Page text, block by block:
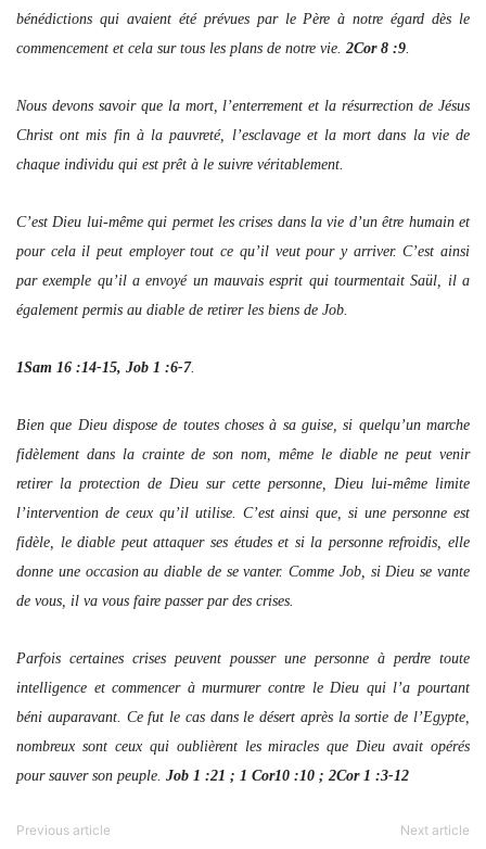
bénédictions qui avaient été prévues par le Père à notre égard dès le
commencement et cela sur tous les plans de notre vie. 2Cor 8 :9.
Nous devons savoir que la mort, l’enterrement et la résurrection de Jésus
Christ ont mis fin à la pauvreté, l’esclavage et la mort dans la vie de
chaque individu qui est prêt à le suivre véritablement.
C’est Dieu lui-même qui permet les crises dans la vie d’un être humain et
pour cela il peut employer tout ce qu’il veut pour y arriver. C’est ainsi
par exemple qu’il a envoyé un mauvais esprit qui tourmentait Saül, il a
également permis au diable de retirer les biens de Job.
1Sam 16 :14-15, Job 1 :6-7.
Bien que Dieu dispose de toutes choses à sa guise, si quelqu’un marche
fidèlement dans la crainte de son nom, même le diable ne peut venir
retirer la protection de Dieu sur cette personne, Dieu lui-même limite
l’intervention de ceux qu’il utilise. C’est ainsi que, si une personne est
fidèle, le diable peut attaquer ses études et si la personne refroidis, elle
donne une occasion au diable de se vanter. Comme Job, si Dieu se vante
de vous, il va vous faire passer par des crises.
Parfois certaines crises peuvent pousser une personne à perdre toute
intelligence et commencer à murmurer contre le Dieu qui l’a pourtant
béni auparavant. Ce fut le cas dans le désert après la sortie de l’Egypte,
nombreux sont ceux qui oublièrent les miracles que Dieu avait opérés
pour sauver son peuple. Job 1 :21 ; 1 Cor10 :10 ; 2Cor 1 :3-12
Previous article Next article